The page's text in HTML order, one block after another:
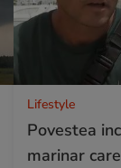
Lifestyle
Povestea
marinar